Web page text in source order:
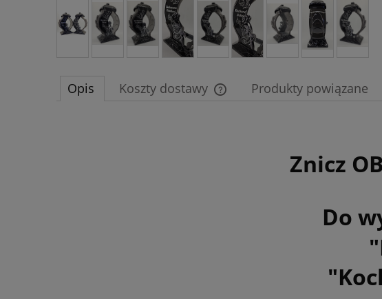
Opis Koszty dostawy Produkty powiązane
Znicz
Do